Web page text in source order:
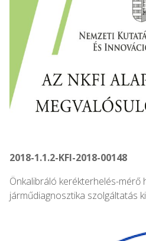
2018-1.1.2-KFI-2018-00148
Önkalibráló kerékterhelés-mérő
járműdiagnosztika szolgáltatás